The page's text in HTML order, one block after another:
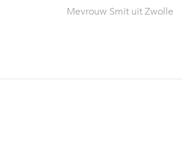
Mevrouw Smit uit Zwolle